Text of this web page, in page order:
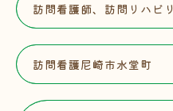
訪問看護師、訪問リハビリ
訪問看護尼崎市水堂町